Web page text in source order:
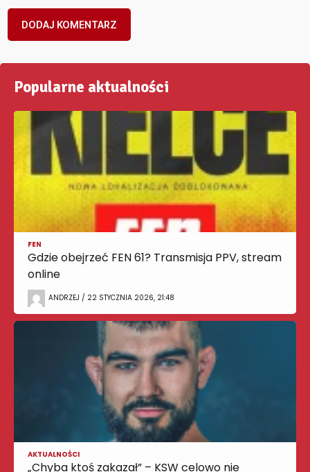
Popularne aktualności
FEN
Gdzie obejrzeć FEN 61? Transmisja PPV, stream
online
ANDRZEJ / 22 STYCZNIA 2026, 21:48
AKTUALNOŚCI
„Chyba ktoś zakazał” – KSW celowo nie